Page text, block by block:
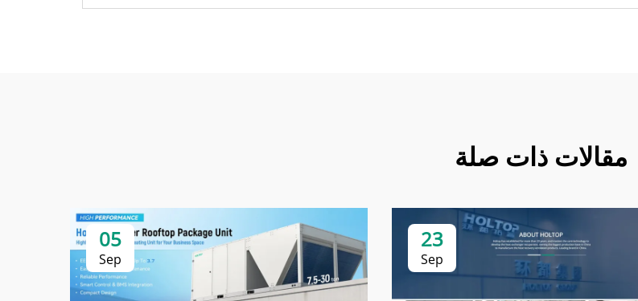
مقالات ذات صلة
23
Sep
05
Sep